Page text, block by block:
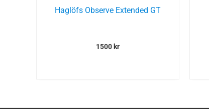
Haglöfs Observe Extended GT
1500 kr